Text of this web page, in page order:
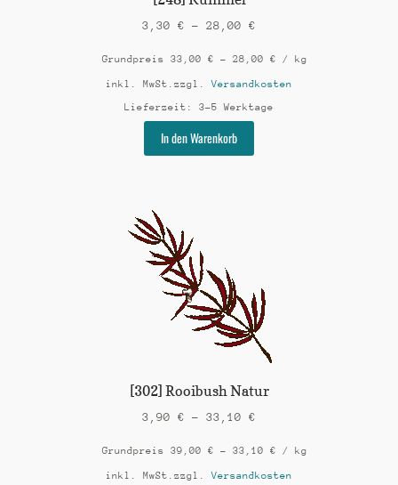
3,30 € – 28,00 €
Grundpreis 33,00 € – 28,00 € / kg
inkl. MwSt. zzgl.Versandkosten
Lieferzeit: 3-5 Werktage
In den Warenkorb
können
auf
der
Produktseite
gewählt
[302] Rooibush Natur
3,90 € – 33,10 €
Grundpreis 39,00 € – 33,10 € / kg
inkl. MwSt. zzgl.Versandkosten